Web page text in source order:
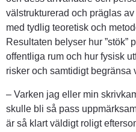
välstrukturerad och präglas
med tydlig teoretisk och
Resultaten belyser hur ”stök”
offentliga rum och hur fysisk
risker och samtidigt begränsa
– Varken jag eller min
skulle bli så pass
är så klart väldigt roligt